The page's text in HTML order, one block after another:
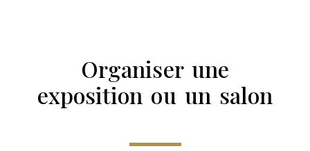
Organiser une
exposition ou un salon